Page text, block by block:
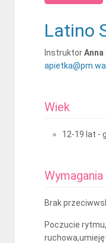
Latino
InstruktorAnna
Wiek
12-19 lat -
Wymagania
Brak
Poczucie